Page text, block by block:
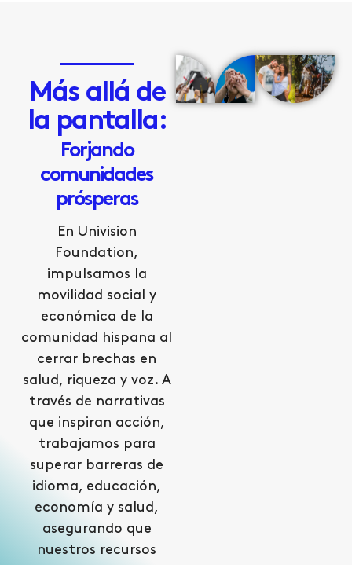
Más allá de
la pantalla:
Forjando
comunidades
prósperas
En Univision
Foundation,
impulsamos la
movilidad social y
económica de la
comunidad hispana al
cerrar brechas en
salud, riqueza y voz. A
través de narrativas
que inspiran acción,
trabajamos para
superar barreras de
idioma, educación,
economía y salud,
asegurando que
nuestros recursos